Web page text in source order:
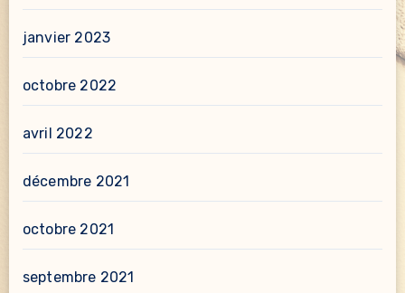
janvier 2023
octobre 2022
avril 2022
décembre 2021
octobre 2021
septembre 2021